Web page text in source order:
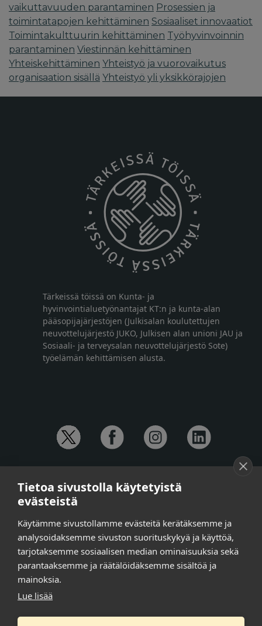
vaikuttavuuden parantaminen Prosessien ja
toimintatapojen kehittäminen Sosiaaliset innovaatiot
Toimintakulttuurin kehittäminen Työhyvinvoinnin
parantaminen Viestinnän kehittäminen
Yhteiskehittäminen Yhteistyö ja vuorovaikutus
organisaation sisällä Yhteistyö yli yksikkörajojen
Tärkeissä töissä on Kunta- ja
hyvinvointialuetyönantajat KT:n ja kunta-alan
pääsopijajärjestöjen (Julkisalan koulutettujen
neuvottelujärjestö JUKO, Julkisen alan unioni JAU ja
Sosiaali- ja terveysalan neuvottelujärjestö Sote)
työelämän kehittämisen alusta.
Anna-Mari Jaanu, kehittämispäällikkö,
puh. +358 50 572 4620
Henna Honkalo,
viestintäpäällikkö,
puh. +358 50 479 6618
Ilari Raiski, viestintä- ja tapahtumakoordinaattori,
puh. +358 45 130 3832
Susanna Laasio,
tarkeissatoissa[a]kt.fi
Tietoa sivustolla käytetyistä
evästeistä
Käytämme sivustollamme evästeitä kerätäksemme ja
analysoidaksemme sivuston suorituskykyä ja käyttöä,
tarjotaksemme sosiaalisen median ominaisuuksia sekä
parantaaksemme ja räätälöidäksemme sisältöä ja
mainoksia.
Lue lisää